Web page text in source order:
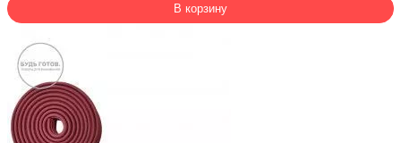
В корзину